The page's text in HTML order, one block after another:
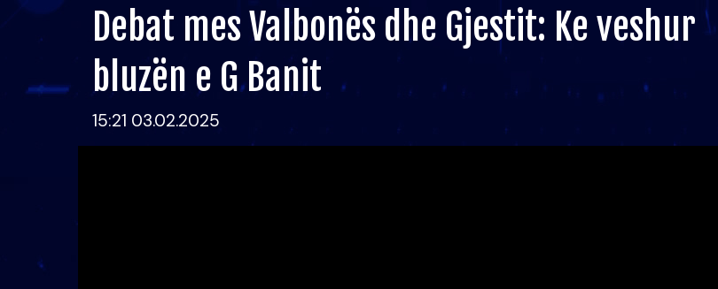
Debat mes Valbonës dhe Gjestit: Ke veshur
bluzën e G Banit
15:21 03.02.2025